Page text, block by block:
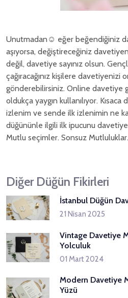
Unutmadan☺ eğer beğendiğiniz
aşıyorsa, değiştireceğiniz
değil, davetiye sayınız olsun.
çağıracağınız kişilere davetiyenizi
gönderebilirsiniz. Online davetiye
oldukça yaygın kullanılıyor.
izlenim ve sende ilk izlenimin ne
düğününle ilgili ilk ipucunu
Mutlu seçimler. Sonsuz
Diğer Düğün Fikirleri
İstanbul Düğün
21 Nisan 2025
Vintage Davetiye
Yolculuk
01 Mart 2024
Modern Davetiye
Yüzü